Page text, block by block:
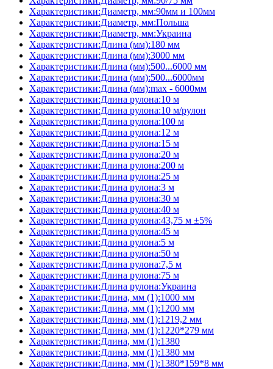
Характеристики:Диаметр, мм:90мм и 100мм
Характеристики:Диаметр, мм:Польша
Характеристики:Диаметр, мм:Украина
Характеристики:Длина (мм):180 мм
Характеристики:Длина (мм):3000 мм
Характеристики:Длина (мм):500...6000 мм
Характеристики:Длина (мм):500...6000мм
Характеристики:Длина (мм):max - 6000мм
Характеристики:Длина рулона:10 м
Характеристики:Длина рулона:10 м/рулон
Характеристики:Длина рулона:100 м
Характеристики:Длина рулона:12 м
Характеристики:Длина рулона:15 м
Характеристики:Длина рулона:20 м
Характеристики:Длина рулона:200 м
Характеристики:Длина рулона:25 м
Характеристики:Длина рулона:3 м
Характеристики:Длина рулона:30 м
Характеристики:Длина рулона:40 м
Характеристики:Длина рулона:43,75 м ±5%
Характеристики:Длина рулона:45 м
Характеристики:Длина рулона:5 м
Характеристики:Длина рулона:50 м
Характеристики:Длина рулона:7,5 м
Характеристики:Длина рулона:75 м
Характеристики:Длина рулона:Украина
Характеристики:Длина, мм (1):1000 мм
Характеристики:Длина, мм (1):1200 мм
Характеристики:Длина, мм (1):1219,2 мм
Характеристики:Длина, мм (1):1220*279 мм
Характеристики:Длина, мм (1):1380
Характеристики:Длина, мм (1):1380 мм
Характеристики:Длина, мм (1):1380*159*8 мм